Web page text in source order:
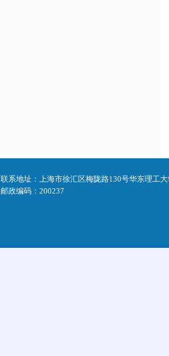
联系地址：上海市徐汇区梅陇路130号华东理工
邮政编码：200237